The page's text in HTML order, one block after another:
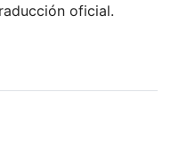
oficial.